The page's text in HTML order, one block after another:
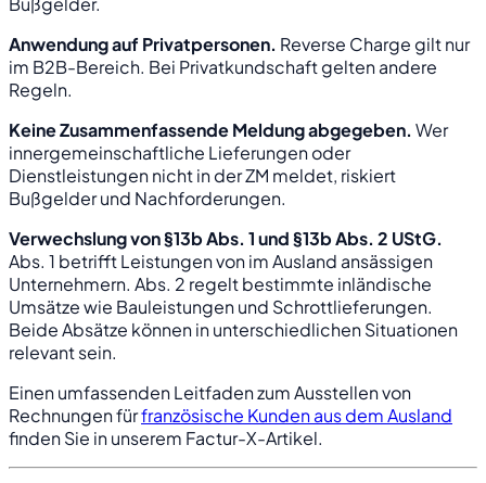
Anwendung auf Privatpersonen. Reverse Charge gilt nur
im B2B-Bereich. Bei Privatkundschaft gelten andere
Regeln.
Keine Zusammenfassende Meldung abgegeben. Wer
innergemeinschaftliche Lieferungen oder
Dienstleistungen nicht in der ZM meldet, riskiert
Bußgelder und Nachforderungen.
Verwechslung von §13b Abs. 1 und §13b Abs. 2 UStG.
Abs. 1 betrifft Leistungen von im Ausland ansässigen
Unternehmern. Abs. 2 regelt bestimmte inländische
Umsätze wie Bauleistungen und Schrottlieferungen.
Beide Absätze können in unterschiedlichen Situationen
relevant sein.
Einen umfassenden Leitfaden zum Ausstellen von
Rechnungen fürfranzösische Kunden aus dem Ausland
finden Sie in unserem Factur-X-Artikel.